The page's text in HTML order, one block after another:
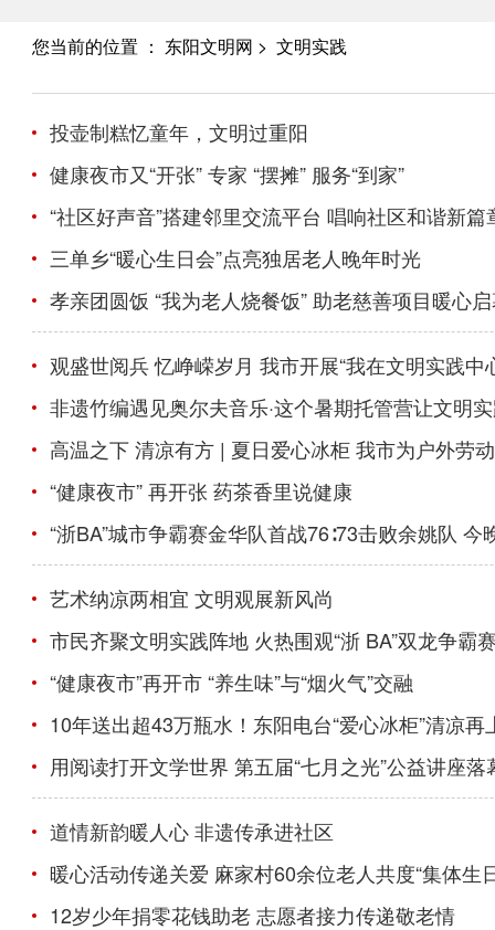
要闻报道
思想
文明实践
我们的节日
您当前的位置 ： 东阳文明网 > 文明实践
投壶制糕忆童年，文明过重阳
健康夜市又“开张” 专家 “摆摊” 服务“到家”
“社区好声音”搭建邻里交流平台 唱响社区和谐新篇
三单乡“暖心生日会”点亮独居老人晚年时光
孝亲团圆饭 “我为老人烧餐饭” 助老慈善项目暖心
观盛世阅兵 忆峥嵘岁月 我市开展“我在文明实践中
非遗竹编遇见奥尔夫音乐·这个暑期托管营让文明实
高温之下 清凉有方 | 夏日爱心冰柜 我市为户外劳
“健康夜市” 再开张 药茶香里说健康
“浙BA”城市争霸赛金华队首战76∶73击败余姚队 今
艺术纳凉两相宜 文明观展新风尚
市民齐聚文明实践阵地 火热围观“浙 BA”双龙争霸
“健康夜市”再开市 “养生味”与“烟火气”交融
10年送出超43万瓶水！东阳电台“爱心冰柜”清凉再
用阅读打开文学世界 第五届“七月之光”公益讲座落
道情新韵暖人心 非遗传承进社区
暖心活动传递关爱 麻家村60余位老人共度“集体生
12岁少年捐零花钱助老 志愿者接力传递敬老情